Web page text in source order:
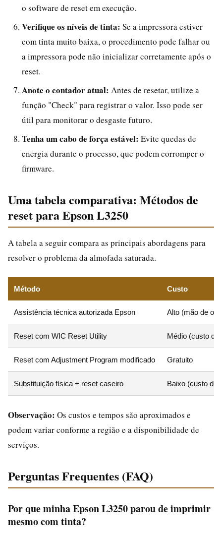
o software de reset em execução.
Verifique os níveis de tinta: Se a impressora estiver
com tinta muito baixa, o procedimento pode falhar ou
a impressora pode não inicializar corretamente após o
reset.
Anote o contador atual: Antes de resetar, utilize a
função "Check" para registrar o valor. Isso pode ser
útil para monitorar o desgaste futuro.
Tenha um cabo de força estável: Evite quedas de
energia durante o processo, que podem corromper o
firmware.
Uma tabela comparativa: Métodos de
reset para Epson L3250
A tabela a seguir compara as principais abordagens para
resolver o problema da almofada saturada.
Método Custo
Assistência técnica autorizada Epson Alto (mão de
Reset com WIC Reset Utility Médio (custo da
Reset com Adjustment Program modificado Gratuito
Substituição física + reset caseiro Baixo (custo de
Observação: Os custos e tempos são aproximados e
podem variar conforme a região e a disponibilidade de
serviços.
Perguntas Frequentes (FAQ)
Por que minha Epson L3250 parou de imprimir
mesmo com tinta?